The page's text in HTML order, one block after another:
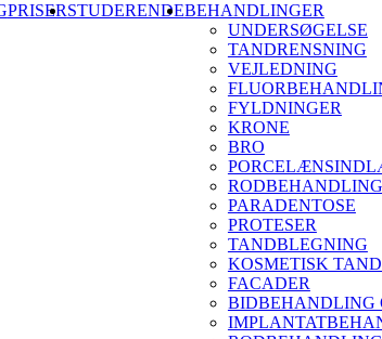
PRISERSTUDERENDEBEHANDLINGER
UNDERSØGELSE
TANDRENSNING
VEJLEDNING
FYLDNINGER
KRONE
BRO
RODBEHANDLING
PARADENTOSE
PROTESER
TANDBLEGNING
KOSMETISK
FACADER
BIDBEHANDLING